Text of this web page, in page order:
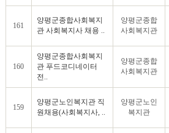
161
양평군종합사회복지
관 사회복지사 채용 ..
양평군종합
사회복지관
160
양평군종합사회복지
관 푸드코디네이터
전..
양평군종합
사회복지관
159
양평군노인복지관 직
원채용(사회복지사, ..
양평군노인
복지관